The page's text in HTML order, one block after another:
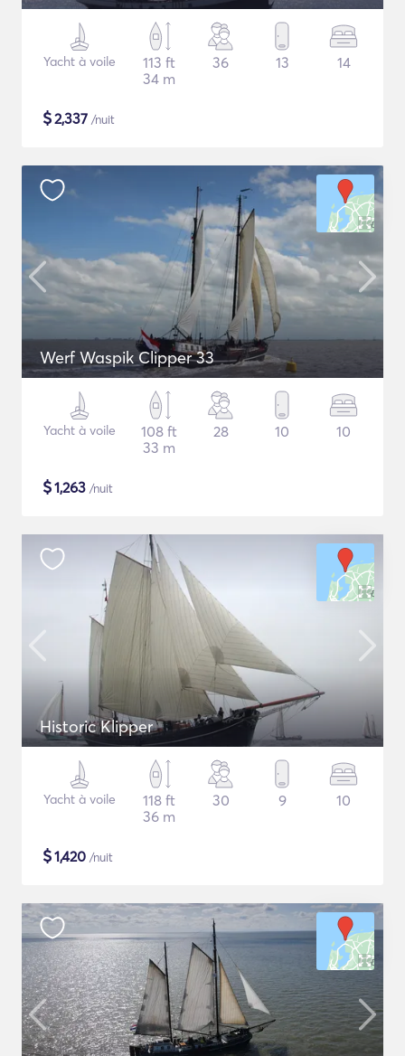
Yacht à voile
113 ft
34 m
36 13 14
$2,337 /nuit
Werf Waspik Clipper 33
Yacht à voile
108 ft
33 m
28 10 10
$1,263 /nuit
Historic Klipper
Yacht à voile
118 ft
36 m
30 9 10
$1,420 /nuit